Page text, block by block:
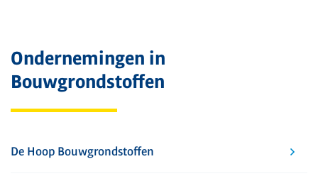
Ondernemingen in
Bouwgrondstoffen
De Hoop Bouwgrondstoffen